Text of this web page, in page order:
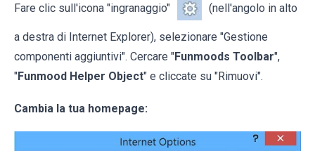
Fare clic sull'icona "ingranaggio" (nell'angolo in alto
a destra di Internet Explorer), selezionare "Gestione
componenti aggiuntivi". Cercare "Funmoods Toolbar",
"Funmood Helper Object" e cliccate su "Rimuovi".
Cambia la tua homepage: